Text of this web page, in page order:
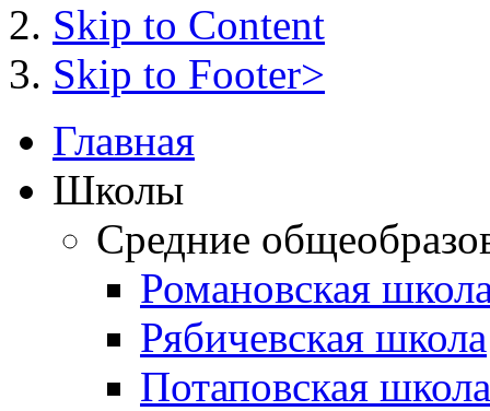
Skip to Content
Skip to Footer>
Главная
Школы
Средние
Романовская
Рябичевская школа
Потаповская школа